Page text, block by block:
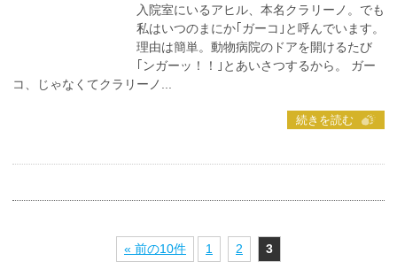
入院室にいるアヒル、本名クラリーノ。でも
私はいつのまにか｢ガーコ｣と呼んでいます。
理由は簡単。動物病院のドアを開けるたび
｢ンガーッ！！｣とあいさつするから。 ガー
コ、じゃなくてクラリーノ...
続きを読む
« 前の10件 1 2 3